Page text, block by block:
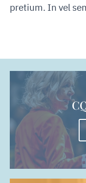
pretium. In vel